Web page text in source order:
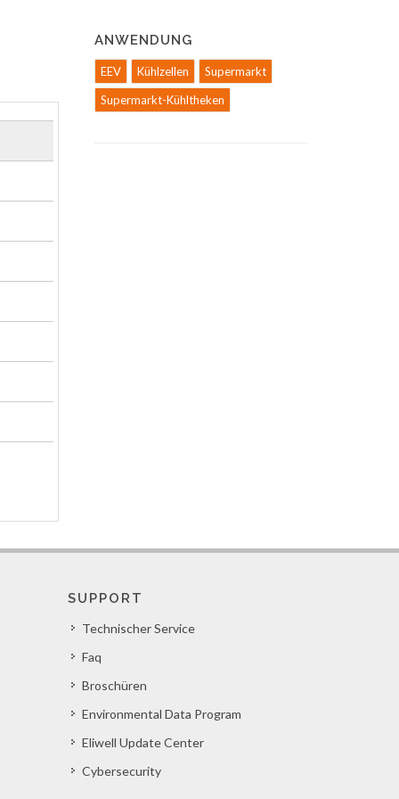
ANWENDUNG
EEV Kühlzellen
Supermarkt
Supermarkt-Kühltheken
SUPPORT
Technischer Service
Faq
Broschüren
Environmental Data Program
Eliwell Update Center
Cybersecurity